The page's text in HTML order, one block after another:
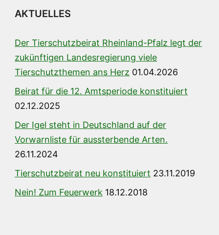
AKTUELLES
Der Tierschutzbeirat Rheinland-Pfalz legt der
zukünftigen Landesregierung viele
Tierschutzthemen ans Herz 01.04.2026
Beirat für die 12. Amtsperiode konstituiert
02.12.2025
Der Igel steht in Deutschland auf der
Vorwarnliste für aussterbende Arten.
26.11.2024
Tierschutzbeirat neu konstituiert 23.11.2019
Nein! Zum Feuerwerk 18.12.2018